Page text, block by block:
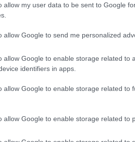
allow my user data to be sent to Google
allow Google to send me personalized
allow Google to enable storage related to
identifiers in apps.
allow Google to enable storage related to
allow Google to enable storage related to
En 2015, il a acheté une
étaient impliqués dans un
lui a appris l’importance de la
des autres pouvait être
apprises
Tout d’abord, il a réalisé
ce soit avec les locataires, les
pour réussir. Ensuite, il a compris